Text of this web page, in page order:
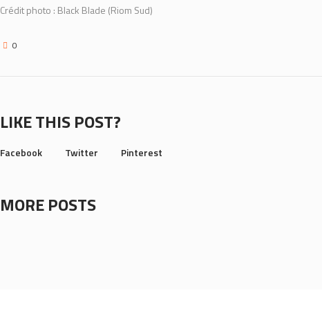
Crédit photo : Black Blade (Riom Sud)
0
LIKE THIS POST?
Facebook Twitter Pinterest
MORE POSTS